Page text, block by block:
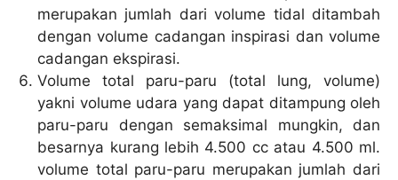
merupakan jumlah dari volume tidal ditambah
dengan volume cadangan inspirasi dan volume
cadangan ekspirasi.
Volume total paru-paru (total lung, volume)
yakni volume udara yang dapat ditampung oleh
paru-paru dengan semaksimal mungkin, dan
besarnya kurang lebih 4.500 cc atau 4.500 ml.
volume total paru-paru merupakan jumlah dari